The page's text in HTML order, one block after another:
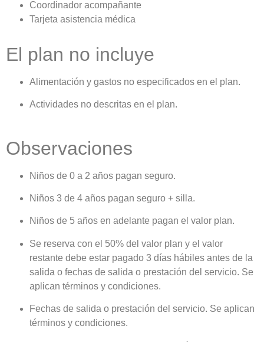
Coordinador acompañante
Tarjeta asistencia médica
El plan no incluye
Alimentación y gastos no especificados en el plan.
Actividades no descritas en el plan.
Observaciones
Niños de 0 a 2 años pagan seguro.
Niños 3 de 4 años pagan seguro + silla.
Niños de 5 años en adelante pagan el valor plan.
Se reserva con el 50% del valor plan y el valor
restante debe estar pagado 3 días hábiles antes de la
salida o fechas de salida o prestación del servicio. Se
aplican términos y condiciones.
Fechas de salida o prestación del servicio. Se aplican
términos y condiciones.